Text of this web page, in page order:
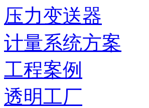
压力变送器
计量系统方案
工程案例
透明工厂